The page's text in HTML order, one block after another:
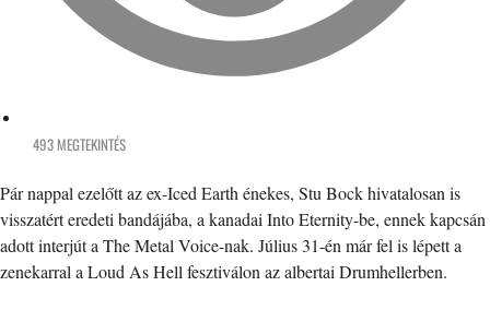
493 MEGTEKINTÉS
Pár nappal ezelőtt az ex-Iced Earth énekes, Stu Bock hivatalosan is
visszatért eredeti bandájába, a kanadai Into Eternity-be, ennek kapcsán
adott interjút a The Metal Voice-nak. Július 31-én már fel is lépett a
zenekarral a Loud As Hell fesztiválon az albertai Drumhellerben.